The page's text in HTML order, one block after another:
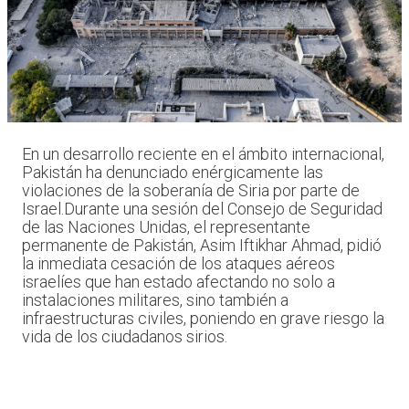
En un desarrollo reciente en el ámbito internacional,
Pakistán ha denunciado enérgicamente las
violaciones de la soberanía de Siria por parte de
Israel.Durante una sesión del Consejo de Seguridad
de las Naciones Unidas, el representante
permanente de Pakistán, Asim Iftikhar Ahmad, pidió
la inmediata cesación de los ataques aéreos
israelíes que han estado afectando no solo a
instalaciones militares, sino también a
infraestructuras civiles, poniendo en grave riesgo la
vida de los ciudadanos sirios.